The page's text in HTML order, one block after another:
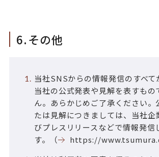
6.その他
当社SNSからの情報発信のすべて
当社の公式発表や見解を表すもの
ん。あらかじめご了承ください。
たは見解につきましては、当社企
びプレスリリースなどで情報発信
す。（
https://